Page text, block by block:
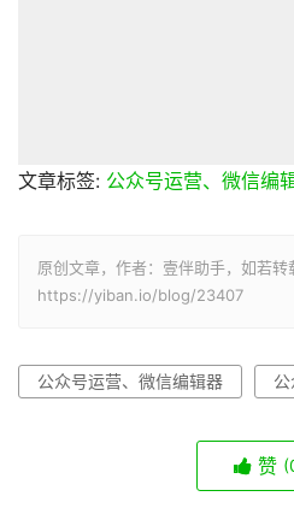
文章标签: 公众号运营、微信编
原创文章，作者：壹伴助手，如若转
https://yiban.io/blog/23407
公众号运营、微信编辑器
赞